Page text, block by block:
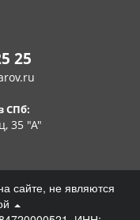
25
СПб:
35 "А"
сайте, не являются